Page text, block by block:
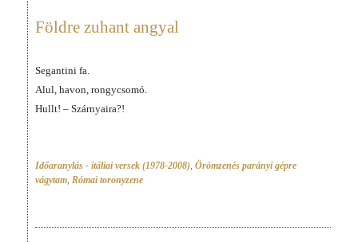
Földre zuhant angyal
Segantini fa.
Alul, havon, rongycsomó.
Hullt! – Szárnyaira?!
Időaranylás - itáliai versek (1978-2008) Örömzenés parányi gépre
vágytam Római toronyzene